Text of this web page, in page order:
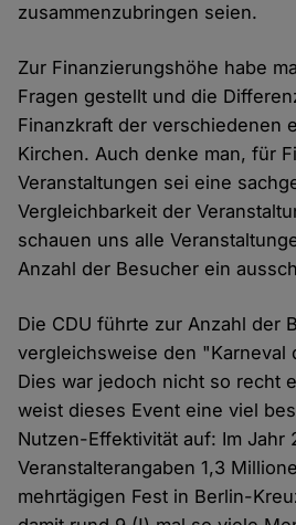
zusammenzubringen seien.
Zur Finanzierungshöhe habe
Fragen gestellt und die
Finanzkraft der verschiedenen
Kirchen. Auch denke man, für
Veranstaltungen sei eine
Vergleichbarkeit der
schauen uns alle
Anzahl der Besucher ein
Die CDU führte zur Anzahl der
vergleichsweise den "Karneval
Dies war jedoch nicht so recht
weist dieses Event eine viel
Nutzen-Effektivität auf: Im Jahr
Veranstalterangaben 1,3
mehrtägigen Fest in Berlin-